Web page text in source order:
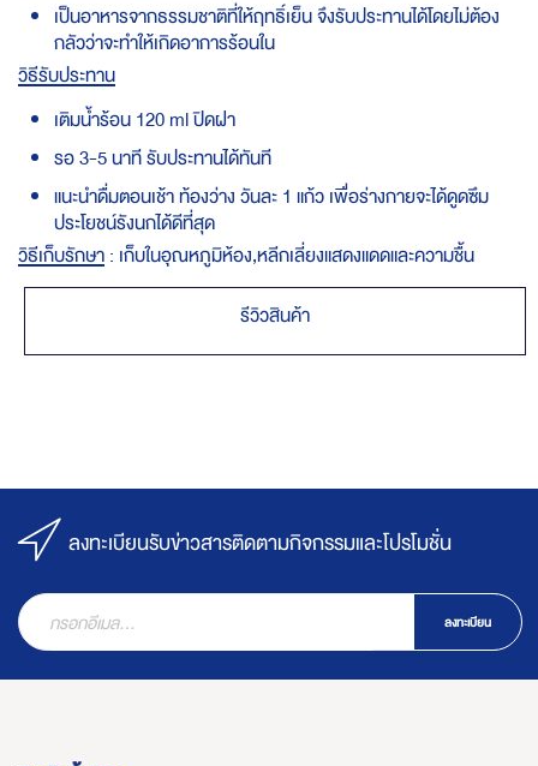
เป็นอาหารจากธรรมชาติที่ให้ฤทธิ์เย็น จึงรับประทานได้โดยไม่ต้อง
กลัวว่าจะทำให้เกิดอาการร้อนใน
วิธีรับประทาน
เติมน้ำร้อน 120 ml ปิดฝา
รอ 3-5 นาที รับประทานได้ทันที
แนะนำดื่มตอนเช้า ท้องว่าง วันละ 1 แก้ว เพื่อร่างกายจะได้ดูดซึม
ประโยชน์รังนกได้ดีที่สุด
วิธีเก็บรักษา: เก็บในอุณหภูมิห้อง,หลีกเลี่ยงแสดงแดดและความชื้น
รีวิวสินค้า
ลงทะเบียนรับข่าวสารติดตามกิจกรรมและโปรโมชั่น
ลงทะเบียน